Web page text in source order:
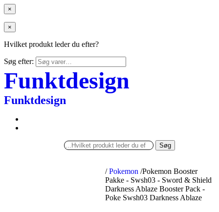
×
×
Hvilket produkt leder du efter?
Søg efter:
Funktdesign
Funktdesign
Søg
/ Pokemon /Pokemon Booster
Pakke - Swsh03 - Sword & Shield
Darkness Ablaze Booster Pack -
Poke Swsh03 Darkness Ablaze